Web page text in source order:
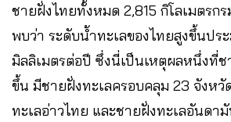
ชายฝั่งไทยทั้งหมด 2,815 กิโลเมตรก
พบว่า ระดับน้ำทะเลของไทยสูงขึ้นปร
มิลลิเมตรต่อปี ซึ่งนี่เป็นเหตุผลหนึ่งที่ช
ขึ้น มีชายฝั่งทะเลครอบคลุม 23 จังหวั
ทะเลอ่าวไทย และชายฝั่งทะเลอันด